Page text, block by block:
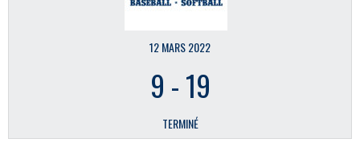
12 MARS 2022
9 -19
TERMINÉ